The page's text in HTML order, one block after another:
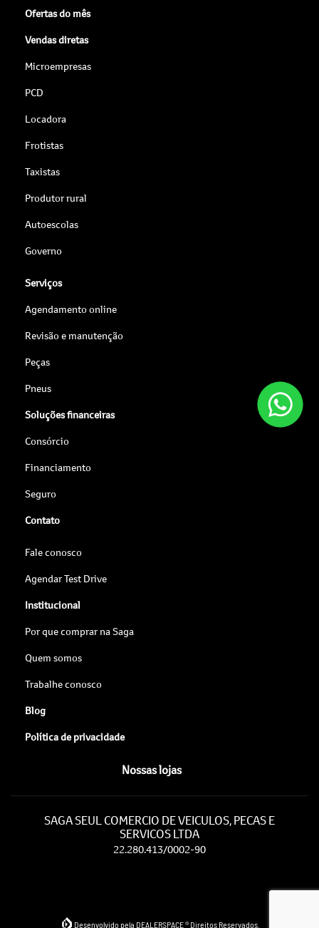
Ofertas do mês
Vendas diretas
Microempresas
PCD
Locadora
Frotistas
Taxistas
Produtor rural
Autoescolas
Governo
Serviços
Agendamento online
Revisão e manutenção
Peças
Pneus
Soluções financeiras
Consórcio
Financiamento
Seguro
Contato
Fale conosco
Agendar Test Drive
Institucional
Por que comprar na Saga
Quem somos
Trabalhe conosco
Blog
Política de privacidade
Nossas lojas
SAGA SEUL COMERCIO DE VEICULOS, PECAS E
SERVICOS LTDA
22.280.413/0002-90
Desenvolvido pela DEALERSPACE ® Direitos Reservados.